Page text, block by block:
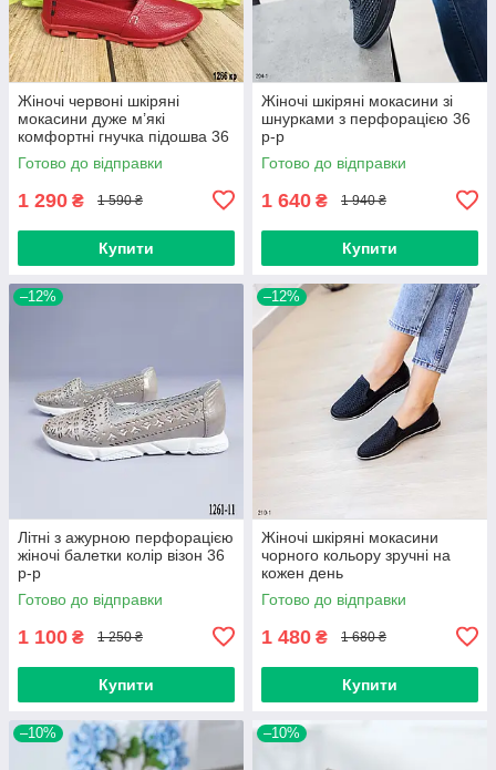
Жіночі червоні шкіряні
мокасини дуже м’які
комфортні гнучка підошва 36
р-р
Готово до відправки
1 290 ₴ 1 590 ₴
Купити
Жіночі шкіряні мокасини зі
шнурками з перфорацією 36
р-р
Готово до відправки
1 640 ₴ 1 940 ₴
Купити
–12%
Літні з ажурною перфорацією
жіночі балетки колір візон 36
р-р
Готово до відправки
1 100 ₴ 1 250 ₴
Купити
–12%
Жіночі шкіряні мокасини
чорного кольору зручні на
кожен день
Готово до відправки
1 480 ₴ 1 680 ₴
Купити
–10% –10%